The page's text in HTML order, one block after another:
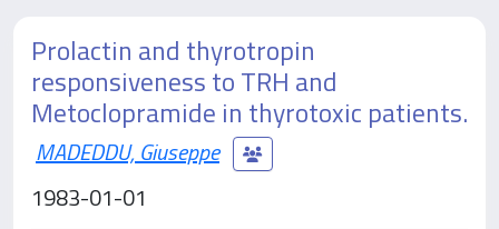
Prolactin and thyrotropin
responsiveness to TRH and
Metoclopramide in thyrotoxic patients.
MADEDDU, Giuseppe
1983-01-01